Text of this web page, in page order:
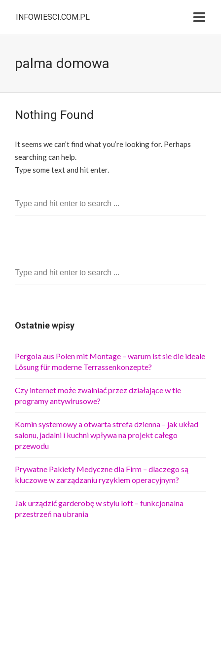
INFOWIESCI.COM.PL
palma domowa
Nothing Found
It seems we can’t find what you’re looking for. Perhaps
searching can help.
Type some text and hit enter.
Ostatnie wpisy
Pergola aus Polen mit Montage – warum ist sie die ideale
Lösung für moderne Terrassenkonzepte?
Czy internet może zwalniać przez działające w tle
programy antywirusowe?
Komin systemowy a otwarta strefa dzienna – jak układ
salonu, jadalni i kuchni wpływa na projekt całego
przewodu
Prywatne Pakiety Medyczne dla Firm – dlaczego są
kluczowe w zarządzaniu ryzykiem operacyjnym?
Jak urządzić garderobę w stylu loft – funkcjonalna
przestrzeń na ubrania